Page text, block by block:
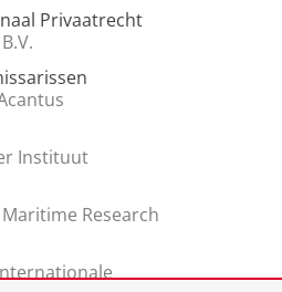
Privaatrecht
Instituut
Research